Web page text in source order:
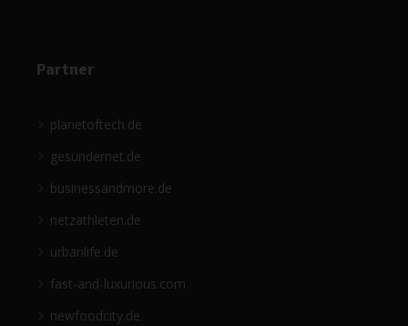
Partner
planetoftech.de
gesündernet.de
businessandmore.de
netzathleten.de
urbanlife.de
fast-and-luxurious.com
newfoodcity.de